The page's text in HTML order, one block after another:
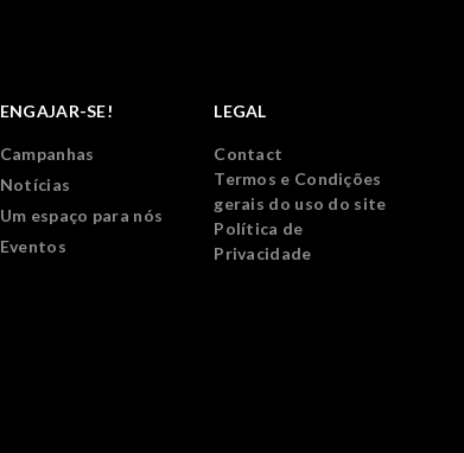
ENGAJAR-SE!
Campanhas
Notícias
Um espaço para nós
Eventos
LEGAL
Contact
Termos e Condições
gerais do uso do site
Política de
Privacidade